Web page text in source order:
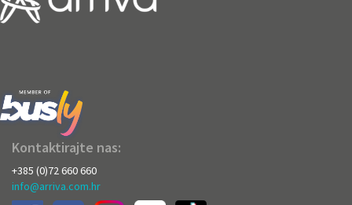
Kontaktirajte nas:
+385 (0)72 660 660
info@arriva.com.hr